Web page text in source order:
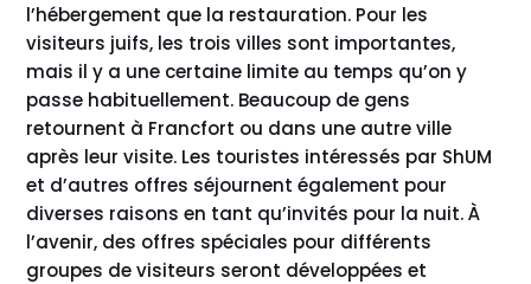
l’hébergement que la restauration. Pour les
visiteurs juifs, les trois villes sont importantes,
mais il y a une certaine limite au temps qu’on y
passe habituellement. Beaucoup de gens
retournent à Francfort ou dans une autre ville
après leur visite. Les touristes intéressés par ShUM
et d’autres offres séjournent également pour
diverses raisons en tant qu’invités pour la nuit. À
l’avenir, des offres spéciales pour différents
groupes de visiteurs seront développées et